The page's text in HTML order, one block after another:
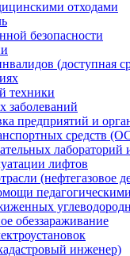
отходами
безопасности
(доступная
техники
заболеваний
предприятий и
средств
лабораторий
лифтов
(нефтегазовое
обеззараживание
инженер)